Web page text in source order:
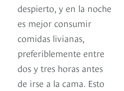
despierto, y en la noche
es mejor consumir
comidas livianas,
preferiblemente entre
dos y tres horas antes
de irse a la cama. Esto